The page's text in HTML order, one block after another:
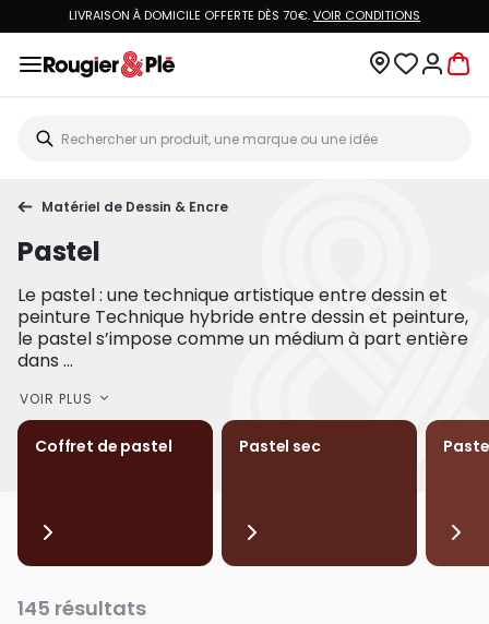
LIVRAISON À DOMICILE OFFERTE DÈS 70€.VOIR CONDITIONS
Matériel de Dessin & Encre
Pastel
Le pastel : une technique artistique entre dessin et
peinture Technique hybride entre dessin et peinture,
le pastel s’impose comme un médium à part entière
dans ...
VOIR PLUS
Coffret de pastel Pastel sec
145 résultats